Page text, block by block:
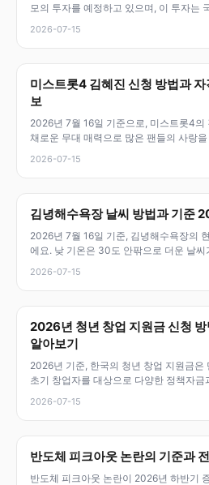
모의 투자를 예정하고 있으며, 이 투자는
2026-07-15
미스트롯4 김혜진 신청 방법과
보
2026년 7월 16일 기준으로, 미스트롯4의
채로운 무대 매력으로 많은 팬들의 사랑
2026-07-15
김녕해수욕장 날씨 방법과 기준
2026년 7월 16일 기준, 김녕해수욕장의
에요. 낮 기온은 30도 안팎으로 더운 날
2026-07-15
2026년 청년 창업 지원금 신청
알아보기
2026년 기준, 한국의 청년 창업 지원금
초기 창업자를 대상으로 다양한 정책자금
2026-07-15
반도체 피크아웃 논란의 기준과
반도체 피크아웃 논란이 2026년 하반기